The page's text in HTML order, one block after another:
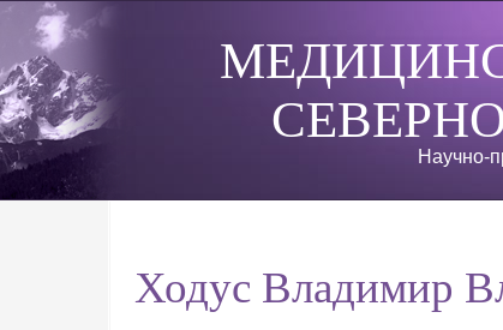
Научно-
Ходус Владимир